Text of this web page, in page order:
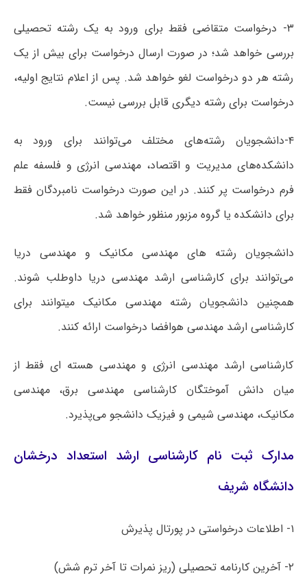
۳- درخواست متقاضی فقط برای ورود به یک رشته تحصیلی
بررسی خواهد شد؛ در صورت ارسال درخواست برای بیش از یک
رشته هر دو درخواست لغو خواهد شد. پس از اعلام نتایج اولیه،
درخواست برای رشته دیگری قابل بررسی نیست.
۴-دانشجویان رشته‌های مختلف می‌توانند برای ورود به
دانشکده‌های مدیریت و اقتصاد، مهندسی انرژی و فلسفه علم
فرم درخواست پر کنند. در این صورت درخواست نامبردگان فقط
برای دانشکده یا گروه مزبور منظور خواهد شد.
دانشجویان رشته های مهندسی مکانیک و مهندسی دریا
می‌توانند برای کارشناسی ارشد مهندسی دریا داوطلب شوند.
همچنین دانشجویان رشته مهندسی مکانیک میتوانند برای
کارشناسی ارشد مهندسی هوافضا درخواست ارائه کنند.
کارشناسی ارشد مهندسی انرژی و مهندسی هسته ای فقط از
میان دانش آموختگان کارشناسی مهندسی برق، مهندسی
مکانیک، مهندسی شیمی و فیزیک دانشجو می‌پذیرد.
مدارک ثبت نام کارشناسی ارشد استعداد درخشان
دانشگاه شریف
۱- اطلاعات درخواستی در پورتال پذیرش
۲- آخرین کارنامه تحصیلی (ریز نمرات تا آخر ترم شش)